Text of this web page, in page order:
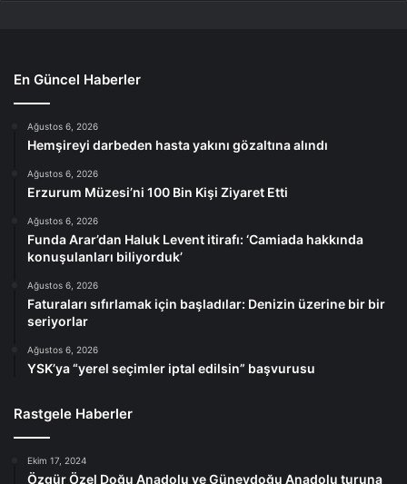
En Güncel Haberler
Ağustos 6, 2026
Hemşireyi darbeden hasta yakını gözaltına alındı
Ağustos 6, 2026
Erzurum Müzesi’ni 100 Bin Kişi Ziyaret Etti
Ağustos 6, 2026
Funda Arar’dan Haluk Levent itirafı: ‘Camiada hakkında
konuşulanları biliyorduk’
Ağustos 6, 2026
Faturaları sıfırlamak için başladılar: Denizin üzerine bir bir
seriyorlar
Ağustos 6, 2026
YSK’ya “yerel seçimler iptal edilsin” başvurusu
Rastgele Haberler
Ekim 17, 2024
Özgür Özel Doğu Anadolu ve Güneydoğu Anadolu turuna